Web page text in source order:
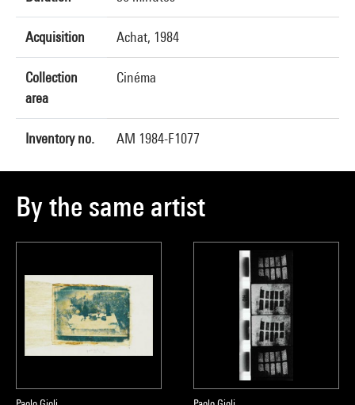
Acquisition Achat, 1984
Collection
area
Cinéma
Inventory no. AM 1984-F1077
By the same artist